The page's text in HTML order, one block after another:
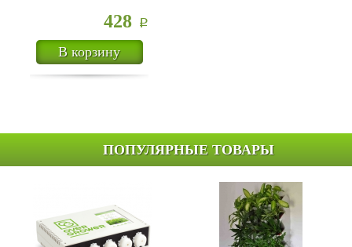
428 Р
В корзину
ПОПУЛЯРНЫЕ ТОВАРЫ